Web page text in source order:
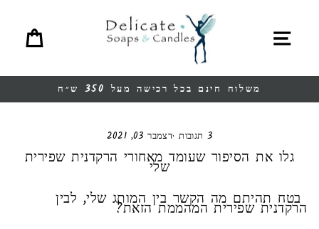
סל
עצור
משלוח חינם בכל רכישה מעל 350 ש״ח
·דצמבר 03, 2021
את הסיפור שעומד מאחורי הרקדנית שפירית
שלי
תהיתם מה הקשר בין המותג שלי, לבין
שפירית המהממת הזאת?